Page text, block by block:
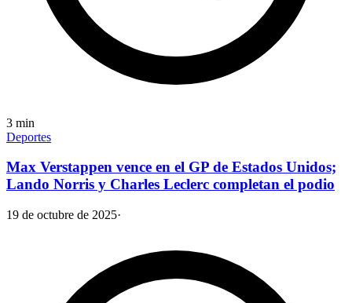
3 min
Deportes
Max Verstappen vence en el GP de Estados Unidos;
Lando Norris y Charles Leclerc completan el podio
19 de octubre de 2025·